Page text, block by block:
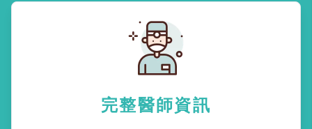
完整醫師資訊